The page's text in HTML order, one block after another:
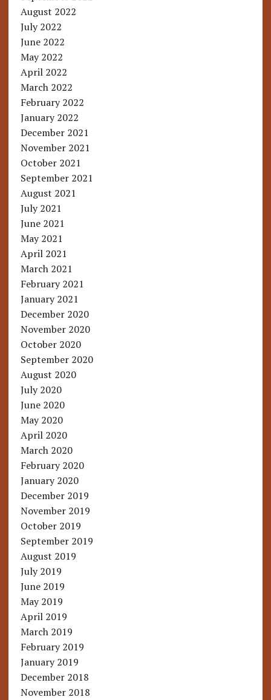
August 2022
July 2022
June 2022
May 2022
April 2022
March 2022
February 2022
January 2022
December 2021
November 2021
October 2021
September 2021
August 2021
July 2021
June 2021
May 2021
April 2021
March 2021
February 2021
January 2021
December 2020
November 2020
October 2020
September 2020
August 2020
July 2020
June 2020
May 2020
April 2020
March 2020
February 2020
January 2020
December 2019
November 2019
October 2019
September 2019
August 2019
July 2019
June 2019
May 2019
April 2019
March 2019
February 2019
January 2019
December 2018
November 2018